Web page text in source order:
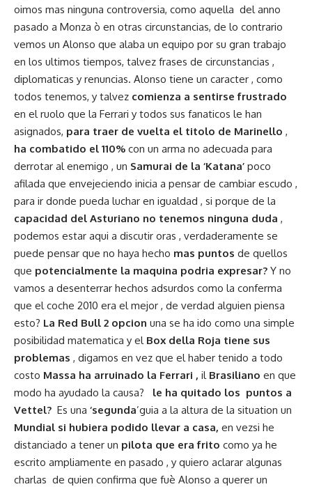
oimos mas ninguna controversia, como aquella del anno
pasado a Monza ò en otras circunstancias, de lo contrario
vemos un Alonso que alaba un equipo por su gran trabajo
en los ultimos tiempos, talvez frases de circunstancias ,
diplomaticas y renuncias. Alonso tiene un caracter , como
todos tenemos, y talvez comienza a sentirse frustrado
en el ruolo que la Ferrari y todos sus fanaticos le han
asignados, para traer de vuelta el titolo de Marinello ,
ha combatido el 110% con un arma no adecuada para
derrotar al enemigo , un Samurai de la ‘Katana’ poco
afilada que envejeciendo inicia a pensar de cambiar escudo ,
para ir donde pueda luchar en igualdad , si porque de la
capacidad del Asturiano no tenemos ninguna duda ,
podemos estar aqui a discutir oras , verdaderamente se
puede pensar que no haya hecho mas puntos de quellos
que potencialmente la maquina podria expresar? Y no
vamos a desenterrar hechos adsurdos como la conferma
que el coche 2010 era el mejor , de verdad alguien piensa
esto? La Red Bull 2 opcion una se ha ido como una simple
posibilidad matematica y el Box della Roja tiene sus
problemas , digamos en vez que el haber tenido a todo
costo Massa ha arruinado la Ferrari , il Brasiliano en que
modo ha ayudado la causa?
le ha quitado los puntos a
Vettel? Es una ‘segunda’guia a la altura de la situation un
Mundial si hubiera podido llevar a casa, en vezsi he
distanciado a tener un pilota que era frito como ya he
escrito ampliamente en pasado , y quiero aclarar algunas
charlas de quien confirma que fuè Alonso a querer un